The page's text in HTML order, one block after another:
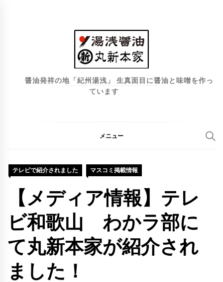
醤油発祥の地「紀州湯浅」 生真面目に醤油と味噌を作っ
ています
メニュー
テレビで紹介されました マスコミ掲載情報
【メディア情報】テレ
ビ和歌山 わかラ部に
て丸新本家が紹介され
ました！